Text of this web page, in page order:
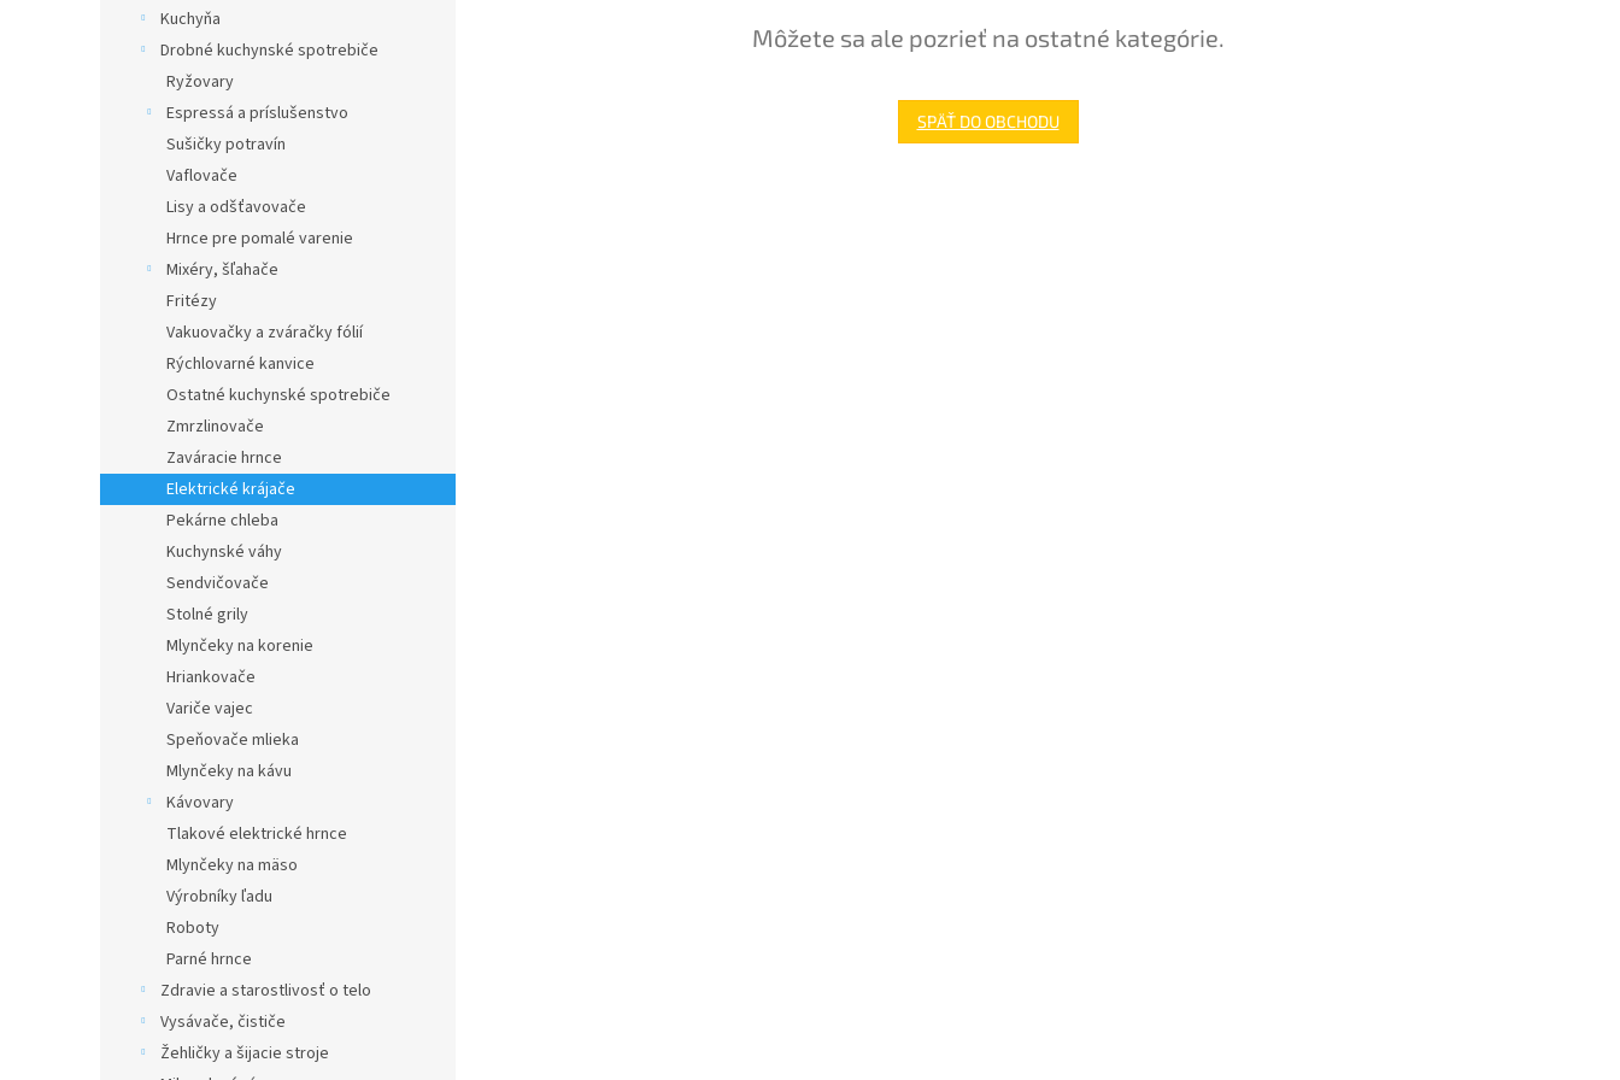
Kuchyňa
Drobné kuchynské spotrebiče
Ryžovary
Espressá a príslušenstvo
Sušičky potravín
Vaflovače
Lisy a odšťavovače
Hrnce pre pomalé varenie
Mixéry, šľahače
Fritézy
Vakuovačky a zváračky fólií
Rýchlovarné kanvice
Ostatné kuchynské spotrebiče
Zmrzlinovače
Zaváracie hrnce
Elektrické krájače
Pekárne chleba
Kuchynské váhy
Sendvičovače
Stolné grily
Mlynčeky na korenie
Hriankovače
Variče vajec
Speňovače mlieka
Mlynčeky na kávu
Kávovary
Tlakové elektrické hrnce
Mlynčeky na mäso
Výrobníky ľadu
Roboty
Parné hrnce
Zdravie a starostlivosť o telo
Vysávače, čističe
Žehličky a šijacie stroje
Môžete sa ale pozrieť na ostatné kategórie.
SPÄŤ DO OBCHODU